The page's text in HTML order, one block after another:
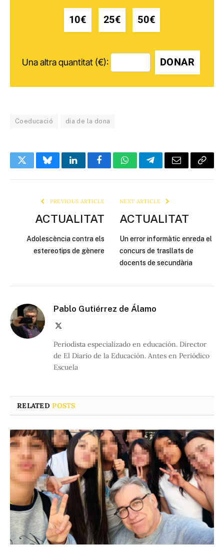
10€ 25€ 50€
Una altra quantitat (€): DONAR
Coeducació dia de la dona
TwitterBlueskyLinkedInFacebookWhatsAppTelegramEmail Copy
PREVIOUS ARTICLE
ACTUALITAT
Adolescència contra els
estereotips de gènere
NEXT ARTICLE
ACTUALITAT
Un error informàtic enreda el
concurs de trasllats de
docents de secundària
Pablo Gutiérrez de Álamo
Periodista especializado en educación. Director
de El Diario de la Educación. Antes en Periódico
Escuela
RELATEDPOSTS